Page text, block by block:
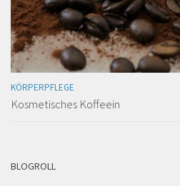
KÖRPERPFLEGE
Kosmetisches Koffeein
BLOGROLL